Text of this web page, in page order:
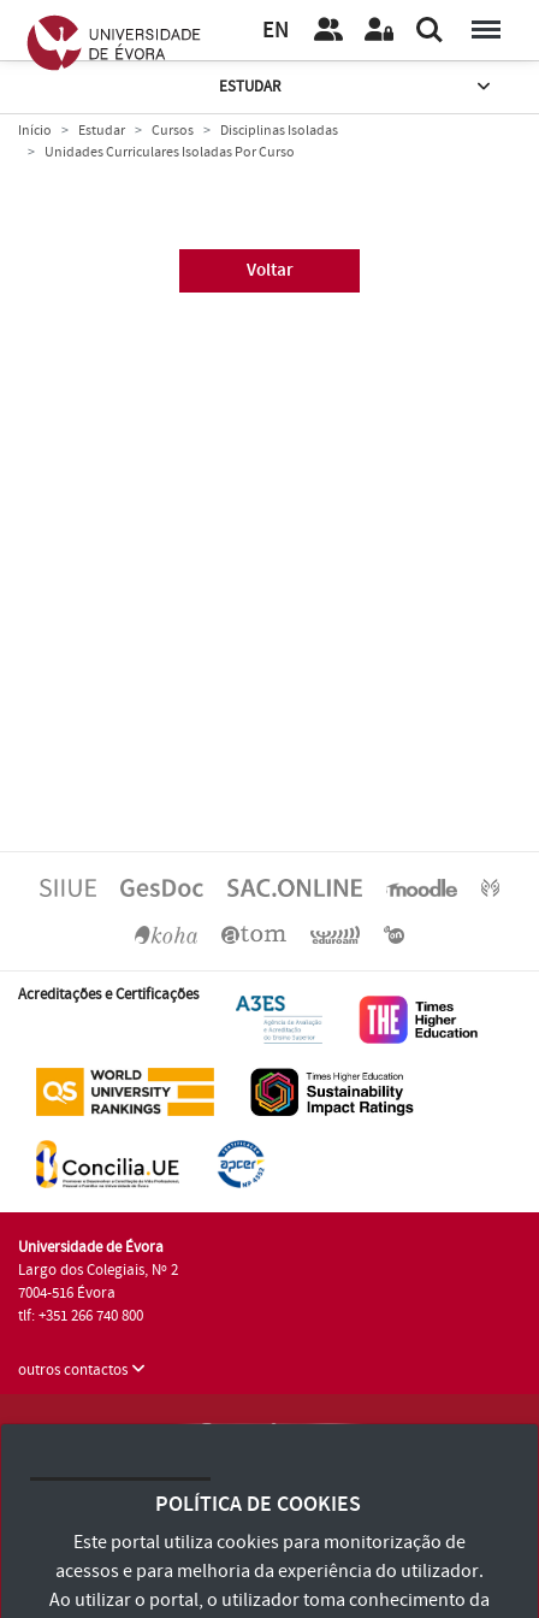
EN
ESTUDAR
Início Estudar Cursos
Disciplinas Isoladas
Unidades Curriculares Isoladas Por Curso
Voltar
Acreditações e Certificações
Universidade de Évora
Largo dos Colegiais, Nº 2
7004-516 Évora
tlf: +351 266 740 800
outros contactos
Consulte os Termos e Condições e Política de Privacidade
Declaração de Acessibilidade
POLÍTICA DE COOKIES
Este portal utiliza cookies para monitorização de
acessos e para melhoria da experiência do utilizador.
Ao utilizar o portal, o utilizador toma conhecimento da